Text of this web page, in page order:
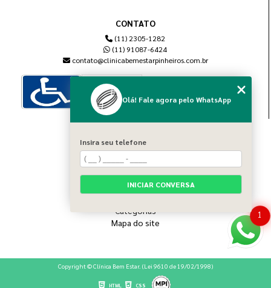
CONTATO
(11) 2305-1282
(11) 91087-6424
contato@clinicabemestarpinheiros.com.br
Home
Sobre nós
Blog
Serviços
Categorias
Mapa do site
Copyright © Clínica Bem Estar. (Lei 9610 de 19/02/1998)
HTML CSS
1
Olá! Fale agora pelo WhatsApp
Insira seu telefone
INICIAR CONVERSA